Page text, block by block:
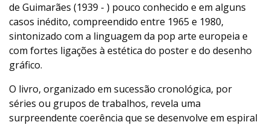
de Guimarães (1939 - ) pouco conhecido e em alguns
casos inédito, compreendido entre 1965 e 1980,
sintonizado com a linguagem da pop arte europeia e
com fortes ligações à estética do poster e do desenho
gráfico.
O livro, organizado em sucessão cronológica, por
séries ou grupos de trabalhos, revela uma
surpreendente coerência que se desenvolve em espiral